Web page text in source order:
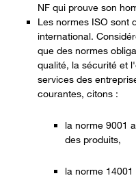
A savoir
NF qui prouve son
Les normes ISO sont
international.
que des normes
qualité, la sécurité et
services des
courantes, citons :
la norme 9001
des produits,
la norme